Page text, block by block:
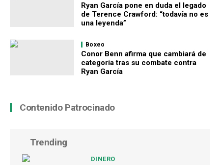
Ryan García pone en duda el legado
de Terence Crawford: “todavía no es
una leyenda”
Boxeo
Conor Benn afirma que cambiará de
categoría tras su combate contra
Ryan García
Contenido Patrocinado
Trending
DINERO